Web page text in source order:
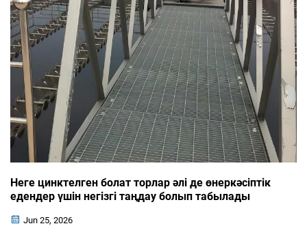
Неге цинктелген болат торлар әлі де өнеркәсіптік
едендер үшін негізгі таңдау болып табылады
Jun 25, 2026